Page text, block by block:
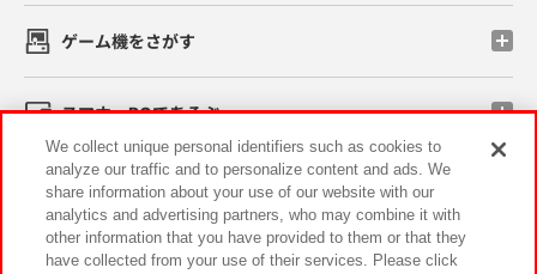
ゲーム機をさがす
スマホ・PCであそぶ
イベント・キャンペーン
We collect unique personal identifiers such as cookies to
analyze our traffic and to personalize content and ads. We
share information about your use of our website with our
analytics and advertising partners, who may combine it with
other information that you have provided to them or that they
have collected from your use of their services. Please click